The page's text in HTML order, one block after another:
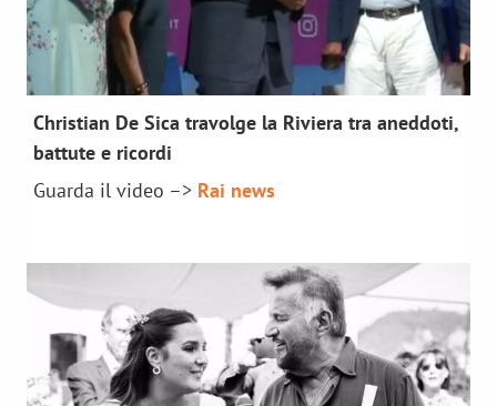
Christian De Sica travolge la Riviera tra aneddoti,
battute e ricordi
Guarda il video –> Rai news
news 2025